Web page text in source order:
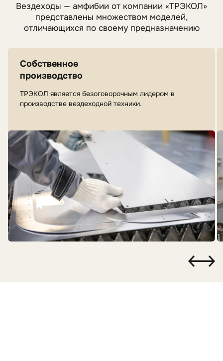
Вездеходы — амфибии от компании «ТРЭКОЛ»
представлены множеством моделей,
отличающихся по своему предназначению
Собственное
производство
ТРЭКОЛ является безоговорочным лидером в
производстве вездеходной техники.